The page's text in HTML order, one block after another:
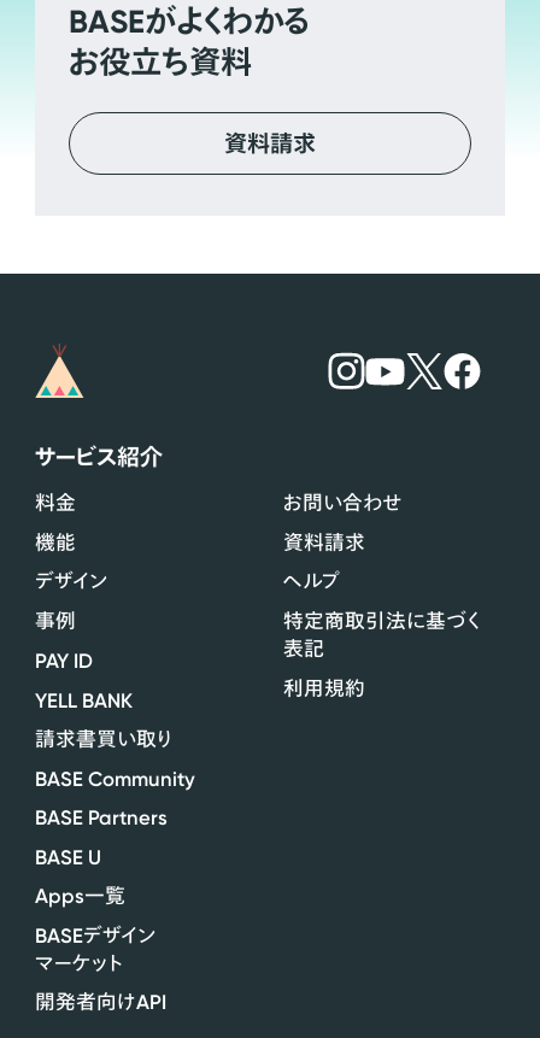
BASEがよくわかる
お役立ち資料
資料請求
サービス紹介
料金
機能
デザイン
事例
PAY ID
YELL BANK
請求書買い取り
BASE Community
BASE Partners
BASE U
Apps一覧
BASEデザイン
マーケット
開発者向けAPI
お問い合わせ
資料請求
ヘルプ
特定商取引法に基づく
表記
利用規約